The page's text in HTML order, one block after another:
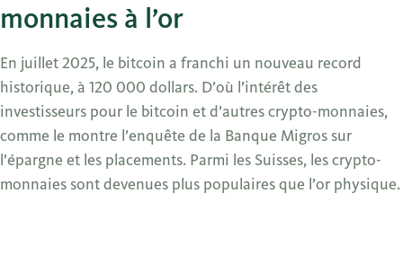
monnaies à l’or
En juillet 2025, le bitcoin a franchi un nouveau record
historique, à 120 000 dollars. D’où l’intérêt des
investisseurs pour le bitcoin et d’autres crypto-monnaies,
comme le montre l’enquête de la Banque Migros sur
l’épargne et les placements. Parmi les Suisses, les crypto-
monnaies sont devenues plus populaires que l’or physique.